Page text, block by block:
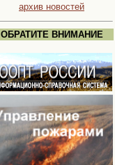
архив новостей
ОБРАТИТЕ ВНИМАНИЕ